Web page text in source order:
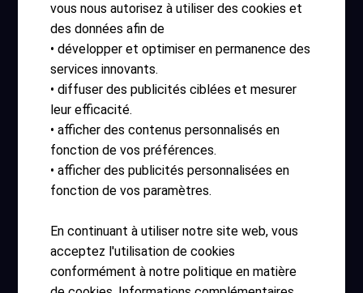
Heures d'ouverture
lundi – dimanche 10:00 – 17:30
Liens utiles
AGB
Impressum
Connexion
vous nous autorisez à utiliser des cookies et
des données afin de
• développer et optimiser en permanence des
services innovants.
• diffuser des publicités ciblées et mesurer
leur efficacité.
• afficher des contenus personnalisés en
fonction de vos préférences.
• afficher des publicités personnalisées en
fonction de vos paramètres.
En continuant à utiliser notre site web, vous
acceptez l'utilisation de cookies
conformément à notre politique en matière